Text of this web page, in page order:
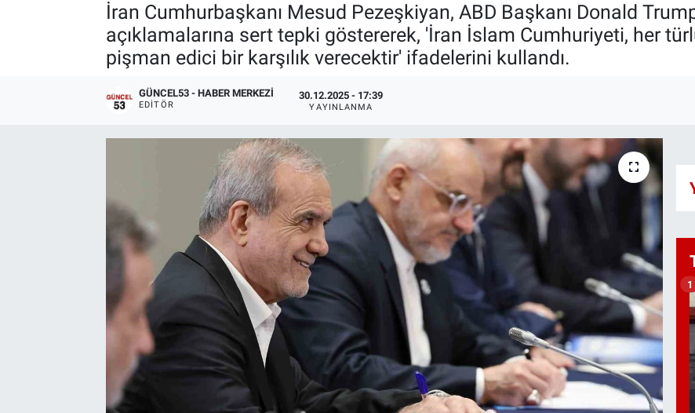
İran Cumhurbaşkanı Mesud Pezeşkiyan, ABD Başkanı Donald
açıklamalarına sert tepki göstererek, 'İran İslam Cumhuriyeti, her
pişman edici bir karşılık verecektir' ifadelerini kullandı.
GÜNCEL53 - HABER MERKEZI
EDITÖR
30.12.2025 - 17:39
YAYINLANMA
1